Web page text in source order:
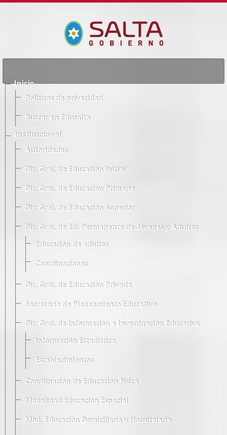
Inicio
Políticas de privacidad
Buscar en Edusalta
Institucional
Autoridades
Dir. Gral. de Educación Inicial
Dir. Gral. de Educación Primaria
Dir. Gral. de Educación Superior
Dir. Gral. de Ed. Permanente de Jóvenes y Adultos
Educación de adultos
Coordinaciones
Dir. Gral. de Educación Privada
Secretaría de Planeamiento Educativo
Dir. Gral. de Información e Investigación Educativa
Información Estadística
Establecimientos
Coordinación de Educación Física
Modalidad Educación Especial
Mod. Educación Domiciliaria y Hospitalaria